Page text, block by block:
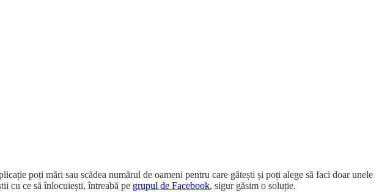
poți mări sau scădea numărul de oameni pentru care gătești și poți alege să faci doar unele
cu ce să înlocuiești, întreabă pe grupul de Facebook, sigur găsim o soluție.